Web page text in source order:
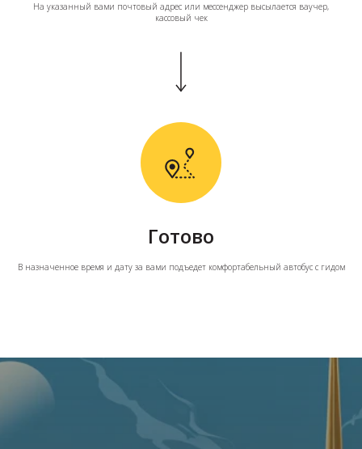
На указанный вами почтовый адрес или мессенджер высылается ваучер,
кассовый чек
Готово
В назначенное время и дату за вами подъедет комфортабельный автобус с гидом